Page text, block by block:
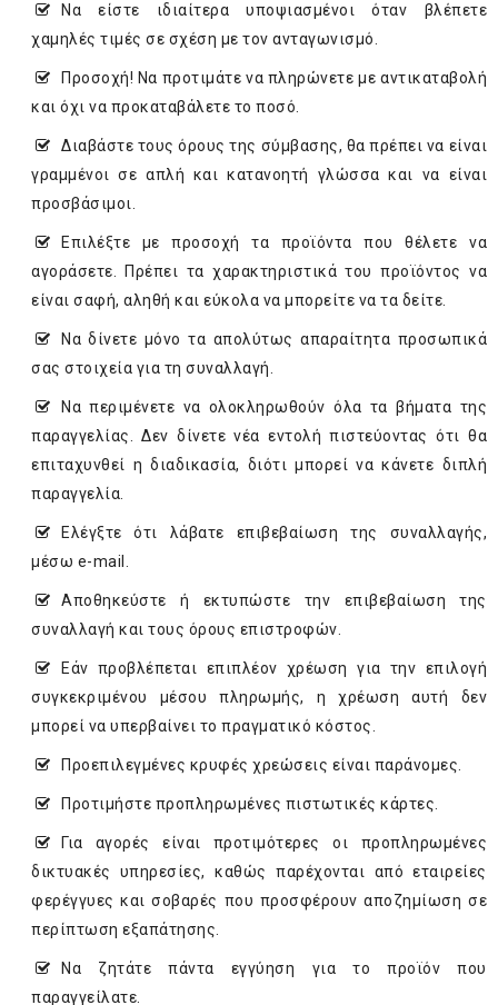
Να είστε ιδιαίτερα υποψιασμένοι όταν βλέπετε
χαμηλές τιμές σε σχέση με τον ανταγωνισμό.
Προσοχή! Να προτιμάτε να πληρώνετε με αντικαταβολή
και όχι να προκαταβάλετε το ποσό.
Διαβάστε τους όρους της σύμβασης, θα πρέπει να είναι
γραμμένοι σε απλή και κατανοητή γλώσσα και να είναι
προσβάσιμοι.
Επιλέξτε με προσοχή τα προϊόντα που θέλετε να
αγοράσετε. Πρέπει τα χαρακτηριστικά του προϊόντος να
είναι σαφή, αληθή και εύκολα να μπορείτε να τα δείτε.
Να δίνετε μόνο τα απολύτως απαραίτητα προσωπικά
σας στοιχεία για τη συναλλαγή.
Να περιμένετε να ολοκληρωθούν όλα τα βήματα της
παραγγελίας. Δεν δίνετε νέα εντολή πιστεύοντας ότι θα
επιταχυνθεί η διαδικασία, διότι μπορεί να κάνετε διπλή
παραγγελία.
Ελέγξτε ότι λάβατε επιβεβαίωση της συναλλαγής,
μέσω e-mail.
Αποθηκεύστε ή εκτυπώστε την επιβεβαίωση της
συναλλαγή και τους όρους επιστροφών.
Εάν προβλέπεται επιπλέον χρέωση για την επιλογή
συγκεκριμένου μέσου πληρωμής, η χρέωση αυτή δεν
μπορεί να υπερβαίνει το πραγματικό κόστος.
Προεπιλεγμένες κρυφές χρεώσεις είναι παράνομες.
Προτιμήστε προπληρωμένες πιστωτικές κάρτες.
Για αγορές είναι προτιμότερες οι προπληρωμένες
δικτυακές υπηρεσίες, καθώς παρέχονται από εταιρείες
φερέγγυες και σοβαρές που προσφέρουν αποζημίωση σε
περίπτωση εξαπάτησης.
Να ζητάτε πάντα εγγύηση για το προϊόν που
παραγγείλατε.